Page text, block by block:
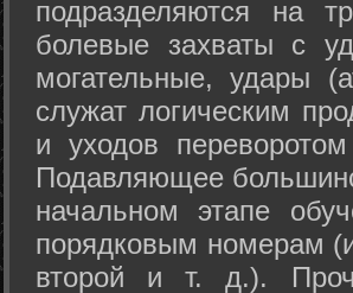
подразделяются на
болевые захваты с
могательные, удары
служат логическим
и уходов
Подавляющее
начальном этапе
порядковым номерам
второй и т. д.).